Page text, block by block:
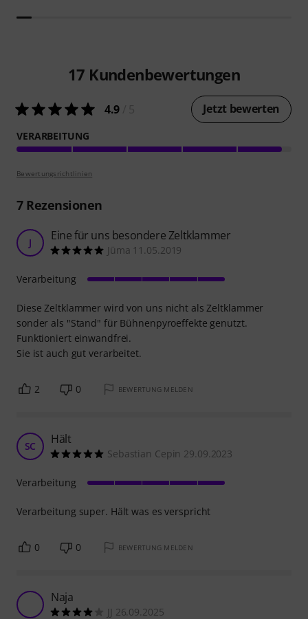
17 Kundenbewertungen
4.9 Jetzt bewerten
VERARBEITUNG
Bewertungsrichtlinien
7Rezensionen
J Eine für uns besondere Zeltklammer
Jüma 11.05.2019
Diese Zeltklammer wird von uns nicht als Zeltklammer
sonder als "Stand" für Bühnenpyroeffekte genutzt.
Funktioniert einwandfrei.
Sie ist auch gut verarbeitet.
Verarbeitung
2 0 BEWERTUNG MELDEN
SC Hält
Sebastian Cepin 29.09.2023
Verarbeitung super. Hält was es verspricht
Verarbeitung
0 0 BEWERTUNG MELDEN
Naja
JJ 26.09.2025